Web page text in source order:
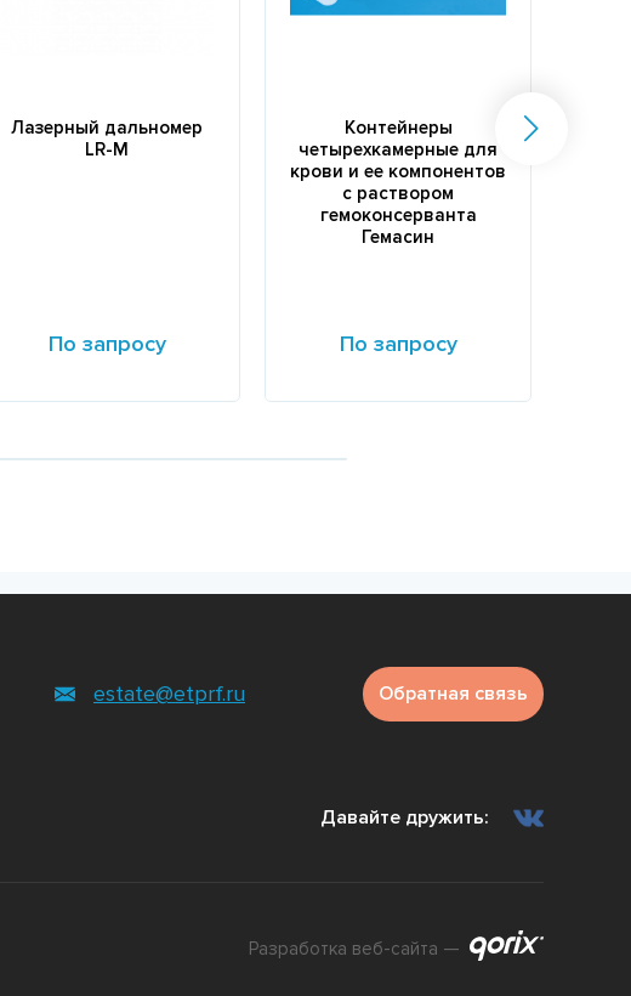
Лазерный дальномер
LR-M
По запросу
Контейнеры
четырехкамерные для
крови и ее компонентов
с раствором
гемоконсерванта
Гемасин
По запросу
estate@etprf.ru Обратная связь
Давайте дружить:
Разработка веб-сайта —